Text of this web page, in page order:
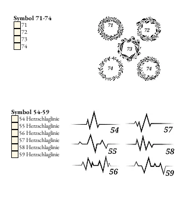
Symbol 71-74
71
72
73
74
Symbol 54-59
54 Herzschlaglinie
55 Herzschlaglinie
56 Herzschlaglinie
57 Herzschlaglinie
58 Herzschlaglinie
59 Herzschlaglinie